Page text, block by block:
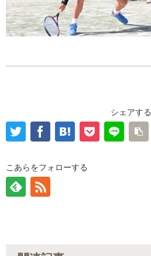
シェアする
こあらをフォローする